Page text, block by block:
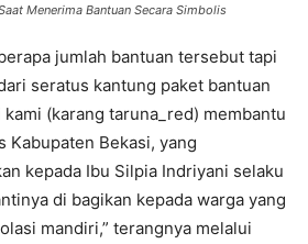
Menerima Bantuan Secara Simbolis
jumlah bantuan tersebut tapi
seratus kantung paket bantuan
(karang taruna_red) membantu
Kabupaten Bekasi, yang
kepada Ibu Silpia Indriyani selaku
di bagikan kepada warga yang
mandiri,” terangnya melalui